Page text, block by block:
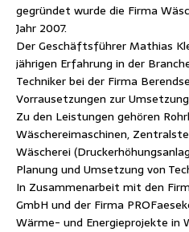
gegründet wurde die Firma
Jahr 2007.
Der Geschäftsführer Mathias
jährigen Erfahrung in der
Techniker bei der Firma
Vorrausetzungen zur
Zu den Leistungen gehören
Wäschereimaschinen,
Wäscherei
Planung und Umsetzung von
In Zusammenarbeit mit den
GmbH und der Firma
Wärme- und Energieprojekte in